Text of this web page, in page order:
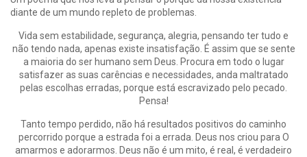
diante de um mundo repleto de problemas.
Vida sem estabilidade, segurança, alegria, pensando ter tudo e
não tendo nada, apenas existe insatisfação. É assim que se sente
a maioria do ser humano sem Deus. Procura em todo o lugar
satisfazer as suas carências e necessidades, anda maltratado
pelas escolhas erradas, porque está escravizado pelo pecado.
Pensa!
Tanto tempo perdido, não há resultados positivos do caminho
percorrido porque a estrada foi a errada. Deus nos criou para O
amarmos e adorarmos. Deus não é um mito, é real, é verdadeiro